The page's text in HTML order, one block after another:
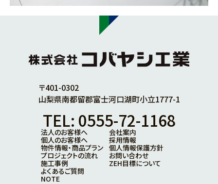
〒401-0302
山梨県南都留郡富士河口湖町小立1777-1
TEL: 0555-72-1168
法人のお客様へ
個人のお客様へ
物件情報・商品プラン
プロジェクトの流れ
施工事例
よくあるご質問
NOTE
会社案内
採用情報
個人情報保護方針
お問い合わせ
ZEH目標について